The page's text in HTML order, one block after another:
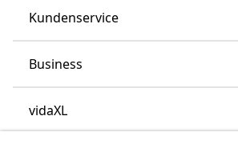
Kundenservice
Business
vidaXL